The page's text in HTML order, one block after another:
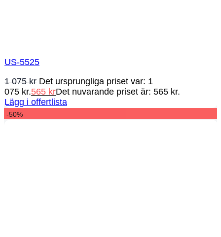
US-5525
1 075kr Det ursprungliga priset var: 1
075 kr.565 krDet nuvarande priset är: 565 kr.
Lägg i offertlista
-50%